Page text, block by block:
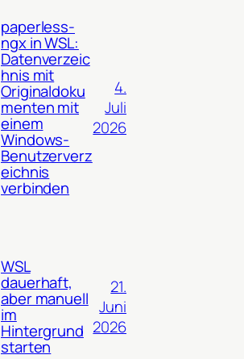
paperless-
ngx in WSL:
Datenverzeic
hnis mit
Originaldoku
menten mit
einem
Windows-
Benutzerverz
eichnis
verbinden
4.
Juli
2026
WSL
dauerhaft,
aber manuell
im
Hintergrund
starten
21.
Juni
2026